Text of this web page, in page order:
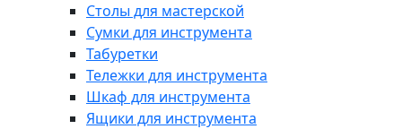
Столы для мастерской
Сумки для инструмента
Табуретки
Тележки для инструмента
Шкаф для инструмента
Ящики для инструмента